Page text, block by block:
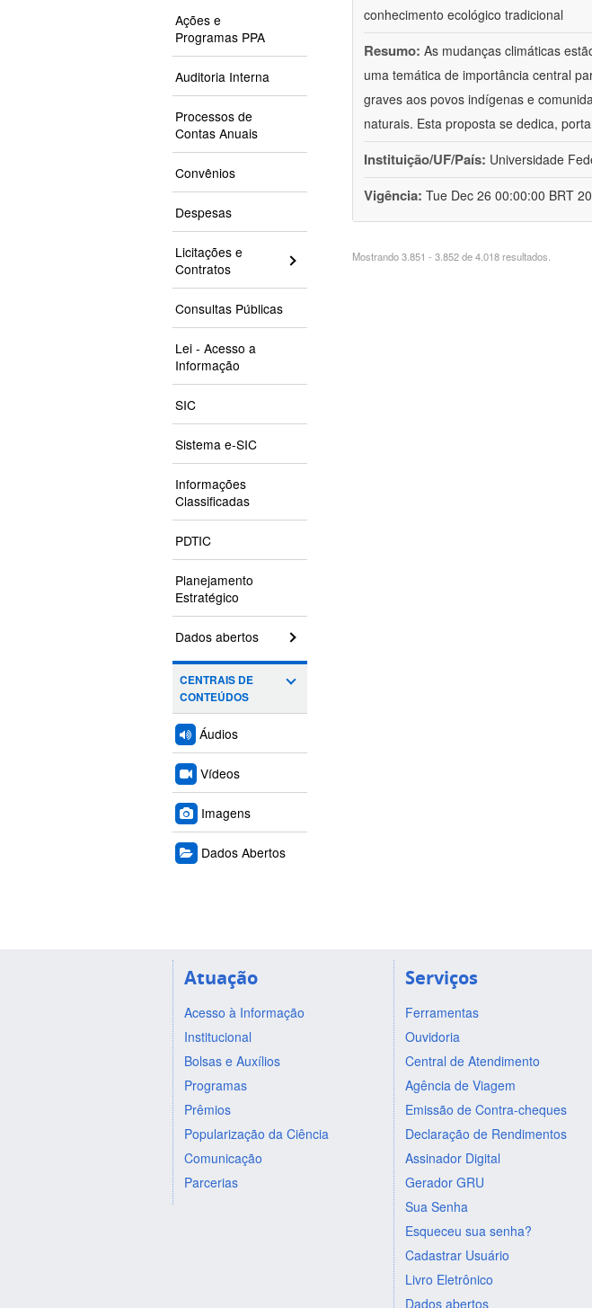
Ações e
Programas PPA
Auditoria Interna
Processos de
Contas Anuais
Convênios
Despesas
Licitações e
Contratos
Consultas Públicas
Lei - Acesso a
Informação
SIC
Sistema e-SIC
Informações
Classificadas
PDTIC
Planejamento
Estratégico
Dados abertos
CENTRAIS DE
CONTEÚDOS
Áudios
Vídeos
Imagens
Dados Abertos
conhecimento ecológico tradicional
Resumo: As mudanças climáticas
uma temática de importância central
graves aos povos indígenas e
naturais. Esta proposta se dedica,
Instituição/UF/País: Universidade
Vigência: Tue Dec 26 00:00:00 BRT
Mostrando 3.851 - 3.852 de 4.018 resultados.
Atuação
Acesso à Informação
Institucional
Bolsas e Auxílios
Programas
Prêmios
Popularização da Ciência
Comunicação
Parcerias
Serviços
Ferramentas
Ouvidoria
Central de Atendimento
Agência de Viagem
Emissão de Contra-cheques
Declaração de Rendimentos
Assinador Digital
Gerador GRU
Sua Senha
Esqueceu sua senha?
Cadastrar Usuário
Livro Eletrônico
Dados abertos